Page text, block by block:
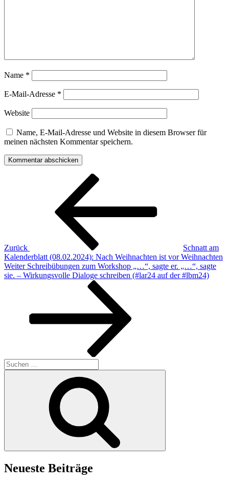
Name *
E-Mail-Adresse *
Website
Name, E-Mail-Adresse und Website in diesem Browser für
meinen nächsten Kommentar speichern.
Beitragsnavigation
Zurück
Schnatt am
Kalenderblatt (08.02.2024): Nach Weihnachten ist vor Weihnachten
Nächster
Beitrag
Weiter Schreibübungen zum Workshop „…“, sagte er. „…“, sagte
sie. – Wirkungsvolle Dialoge schreiben (#lar24 auf der #lbm24)
Suche
nach:
Neueste Beiträge